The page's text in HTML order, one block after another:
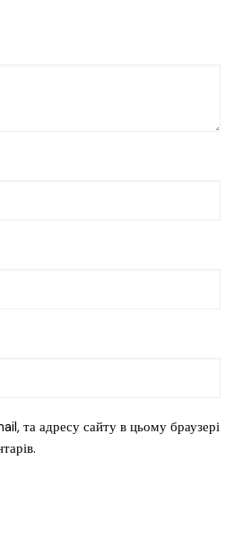
та адресу сайту в цьому браузері